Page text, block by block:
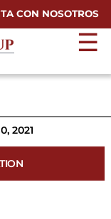
CON NOSOTROS
☰
2021